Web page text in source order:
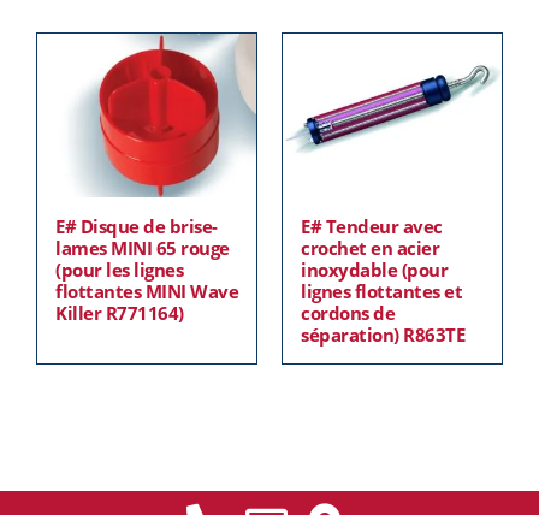
E# Disque de brise-
lames MINI 65 rouge
(pour les lignes
flottantes MINI Wave
Killer R771164)
E# Tendeur avec
crochet en acier
inoxydable (pour
lignes flottantes et
cordons de
séparation) R863TE